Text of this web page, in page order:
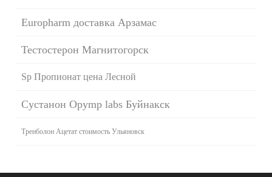
Europharm доставка Арзамас
Тестостерон Магнитогорск
Sp Пропионат цена Лесной
Сустанон Opymp labs Буйнакск
Тренболон Ацетат стоимость Ульяновск